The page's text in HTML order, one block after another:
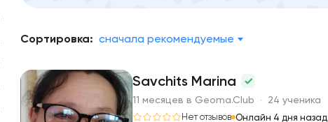
Сортировка: сначала рекомендуемые
Savchits Marina
11 месяцев в Geoma.Club · 24 ученика
Нет отзывов Онлайн 4 дня назад